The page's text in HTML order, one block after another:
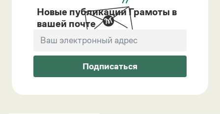
Новые публикации Грамоты в
вашей почте
Подписаться